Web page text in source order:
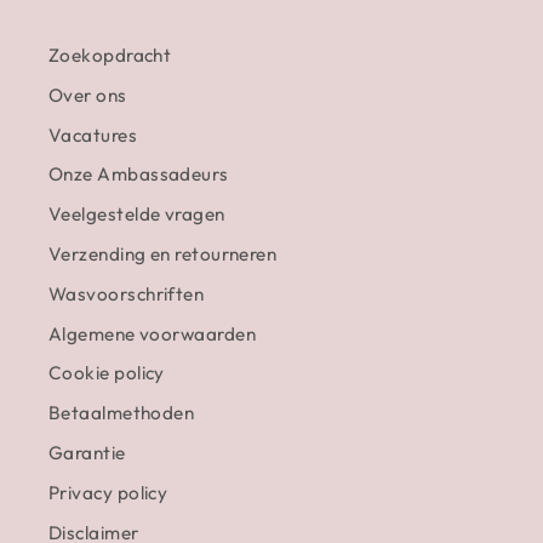
Zoekopdracht
Over ons
Vacatures
Onze Ambassadeurs
Veelgestelde vragen
Verzending en retourneren
Wasvoorschriften
Algemene voorwaarden
Cookie policy
Betaalmethoden
Garantie
Privacy policy
Disclaimer